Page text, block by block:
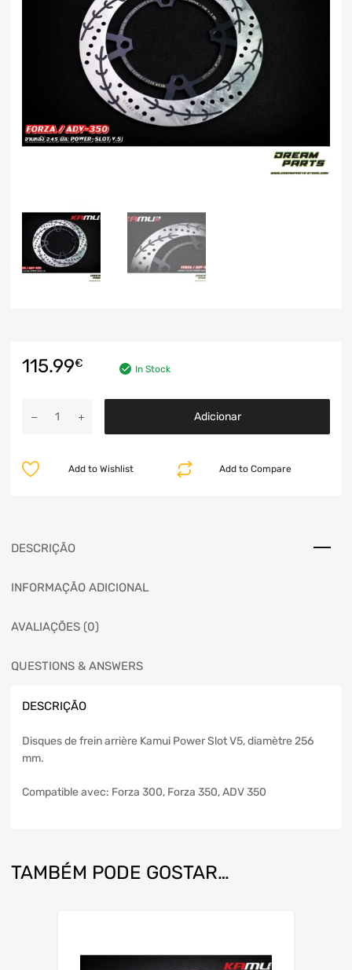
115.99€ In Stock
Adicionar
Add to Compare
Add to Wishlist
DESCRIÇÃO
INFORMAÇÃO ADICIONAL
AVALIAÇÕES (0)
QUESTIONS & ANSWERS
DESCRIÇÃO
Disques de frein arrière Kamui Power Slot V5, diamètre 256
mm.
Compatible avec: Forza 300, Forza 350, ADV 350
TAMBÉM PODE GOSTAR…